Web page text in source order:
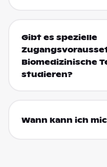
Gibt es spezielle
Biomedizinische
studieren?
Wann kann ich